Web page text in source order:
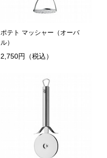
ポテト マッシャー（オーバ
ル）
2,750円（税込）